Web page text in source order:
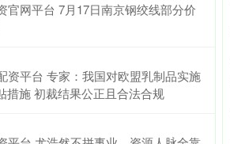
官网平台 7月17日南京钢绞线部分价
资平台 专家：我国对欧盟乳制品实施
措施 初裁结果公正且合法合规